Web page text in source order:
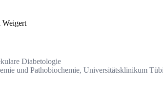
Diabetologie
und Pathobiochemie, Universitätsklinikum